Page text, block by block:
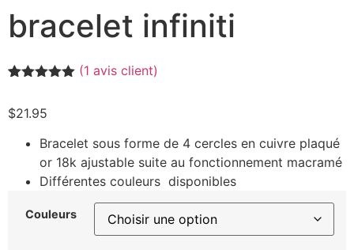
bracelet infiniti
basé sur
client
(1 avis client)
$21.95
Bracelet sous forme de 4 cercles en cuivre plaqué
or 18k ajustable suite au fonctionnement macramé
Différentes couleurs disponibles
Couleurs